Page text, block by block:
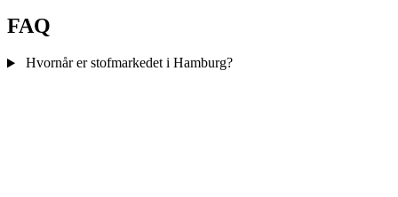
FAQ
Hvornår er stofmarkedet i Hamburg?